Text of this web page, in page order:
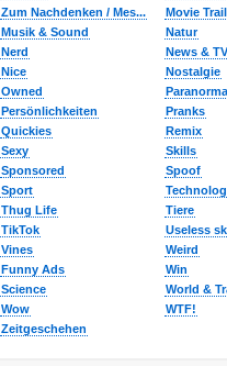
Zum Nachdenken / Mes...
Movie
Musik & Sound
Natur
Nerd
News & TV
Nice
Nostalgie
Owned
Persönlichkeiten
Pranks
Quickies
Remix
Sexy
Skills
Sponsored
Spoof
Sport
Thug Life
Tiere
TikTok
Useless
Vines
Weird
Funny Ads
Win
Science
World &
Wow
WTF!
Zeitgeschehen